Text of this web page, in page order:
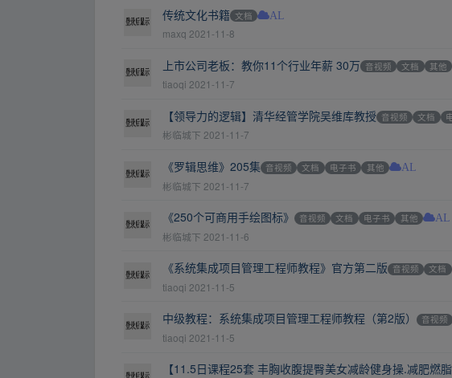
传统文化书籍 文档 AL
maxq 2021-11-8
上市公司老板：教你11个行业年薪 30万 音视频 文档 其他
tiaoqi 2021-11-7
【领导力的逻辑】清华经管学院吴维库教授 音视频 文档
彬临城下 2021-11-7
《罗辑思维》205集 音视频 文档 电子书 其他 AL
彬临城下 2021-11-7
《250个可商用手绘图标》 音视频 文档 电子书 其他 AL
彬临城下 2021-11-6
《系统集成项目管理工程师教程》官方第二版 音视频 文档
tiaoqi 2021-11-5
中级教程：系统集成项目管理工程师教程（第2版） 音视频
tiaoqi 2021-11-5
【11.5日课程25套 丰胸收腹提臀美女减龄健身操.减肥燃